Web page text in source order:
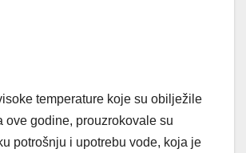
temperature koje su obilježile
ove godine, prouzrokovale su
potrošnju i upotrebu vode, koja je